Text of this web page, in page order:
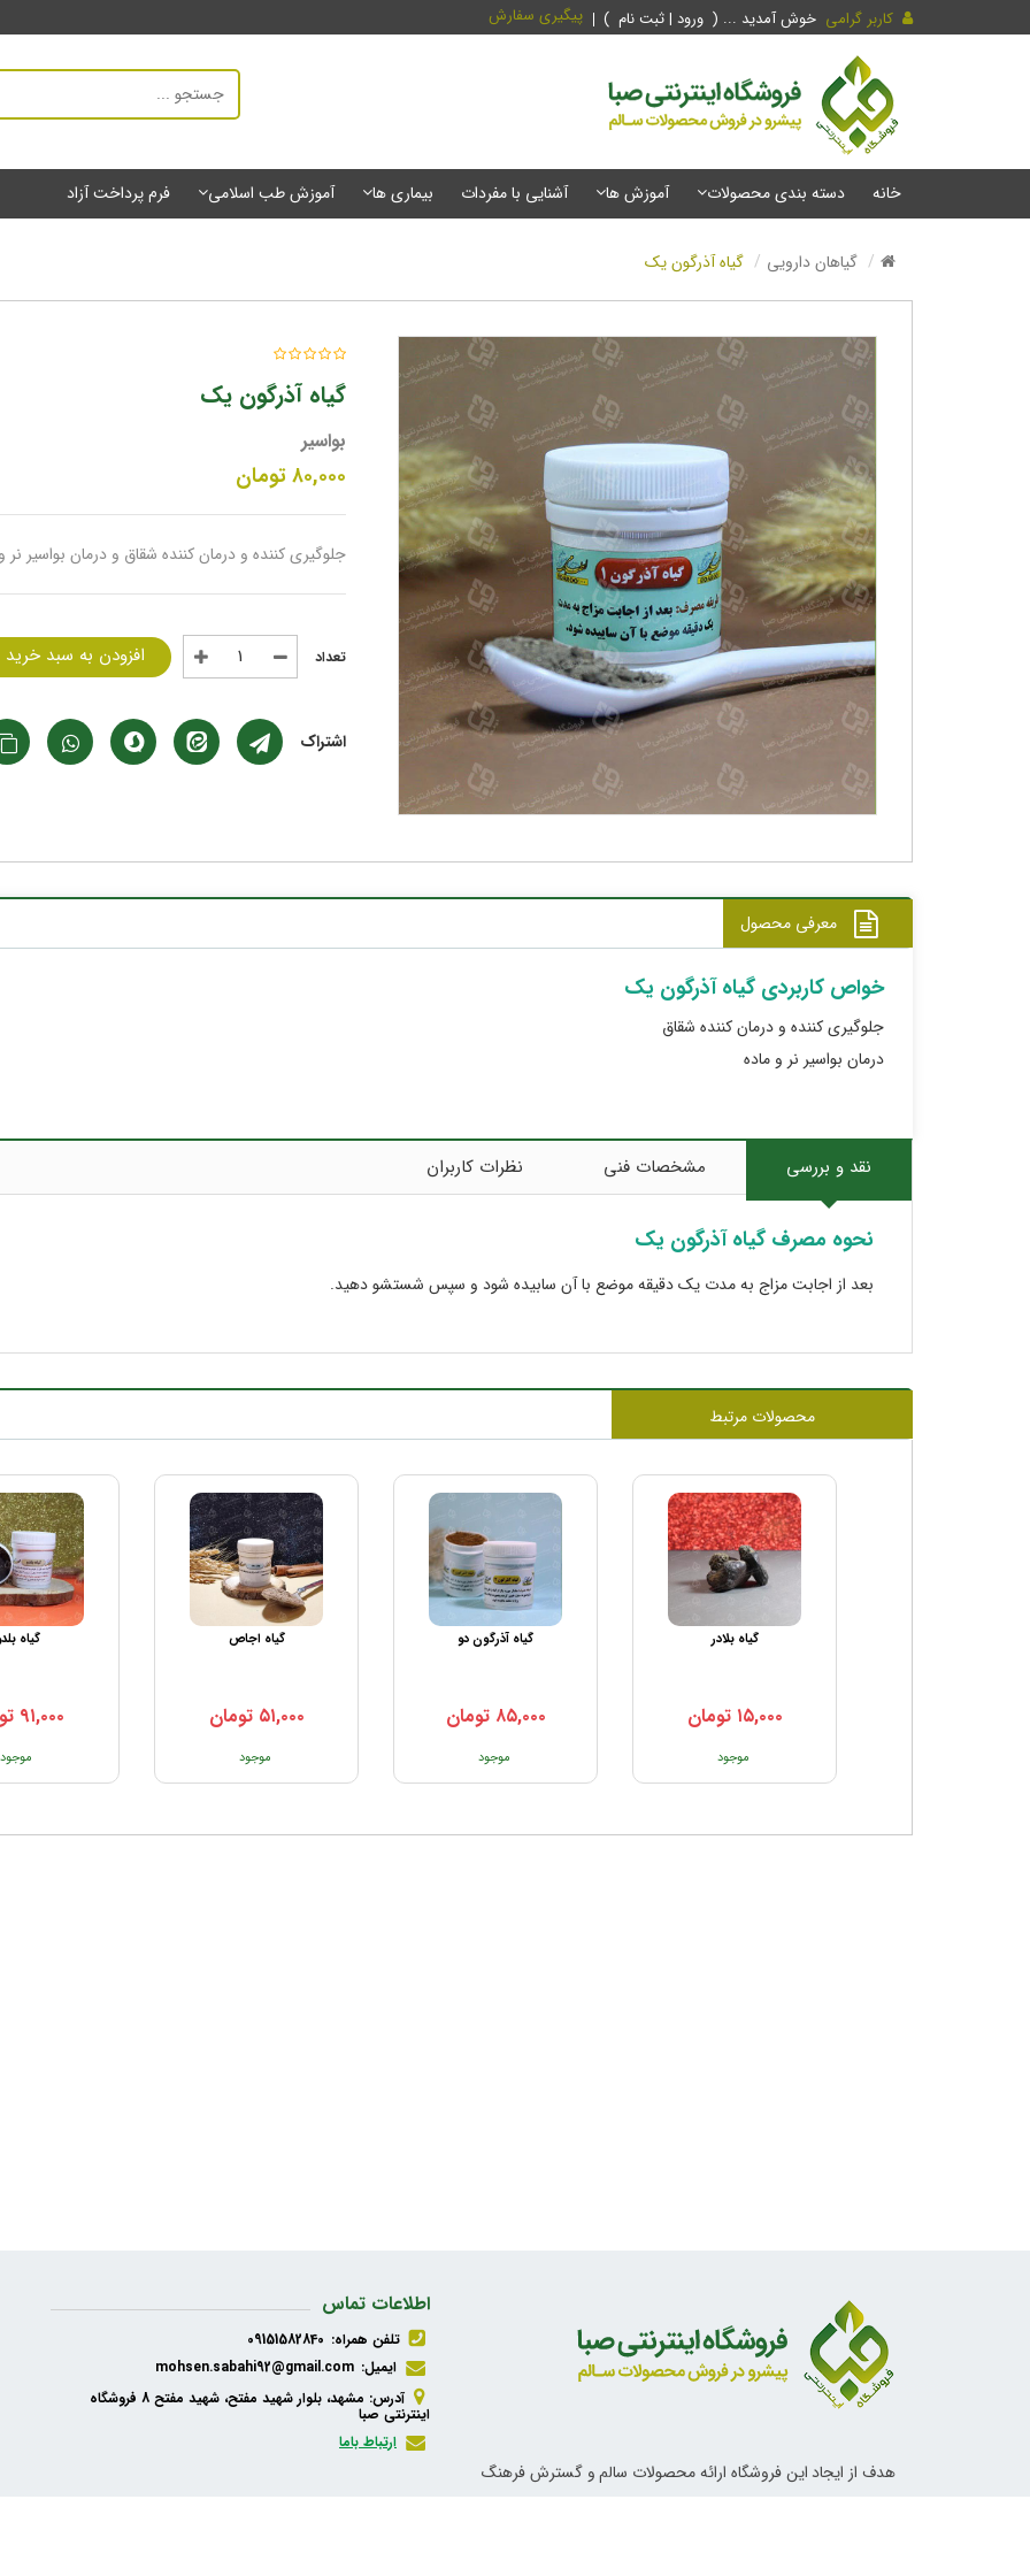
کاربر گرامی خوش آمدید ... ( ورود | ثبت نام ) پیگیری سفارش
خانه دسته بندی محصولات آموزش ها آشنایی با مفردات بیماری ها آموزش طب اسلامی فرم پرداخت آزاد
گیاهان دارویی گیاه آذرگون یک
گیاه آذرگون یک
بواسیر
۸۰,۰۰۰تومان
جلوگیری کننده و درمان کننده شقاق و درمان بواسیر نر
افزودن به سبد خرید
اشتراک
معرفی محصول
خواص کاربردی گیاه آذرگون یک
جلوگیری کننده و درمان کننده شقاق
درمان بواسیر نر و ماده
نقد و بررسی مشخصات فنی نظرات کاربران
نحوه مصرف گیاه آذرگون یک
بعد از اجابت مزاج به مدت یک دقیقه موضع با آن سابیده شود و سپس شستشو دهید.
محصولات مرتبط
گیاه بلادر
۱۵,۰۰۰ تومان
موجود
گیاه آذرگون دو
۸۵,۰۰۰ تومان
موجود
گیاه اجاص
۵۱,۰۰۰ تومان
موجود
گیاه
۹۱,۰۰۰
موجود
اطلاعات تماس
تلفن همراه: 09151582840
ایمیل: mohsen.sabahi92@gmail.com
آدرس: مشهد، بلوار شهید مفتح، شهید مفتح 8 فروشگاه
اینترنتی صبا
ارتباط باما
هدف از ایجاد این فروشگاه ارائه محصولات سالم و گسترش فرهنگ